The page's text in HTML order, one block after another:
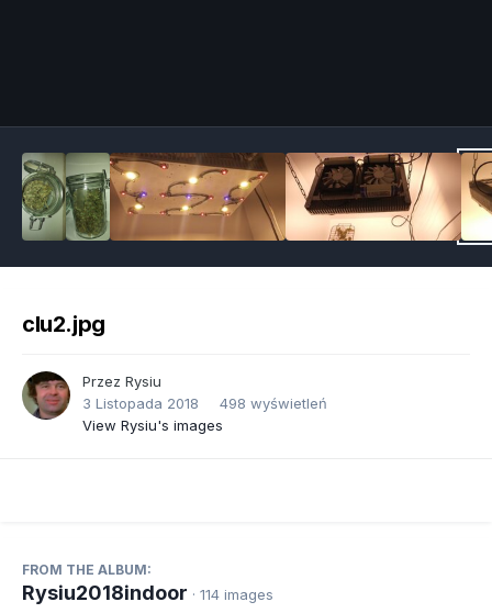
clu2.jpg
Przez Rysiu
3 Listopada 2018
498 wyświetleń
View Rysiu's images
FROM THE ALBUM:
Rysiu2018indoor · 114 images